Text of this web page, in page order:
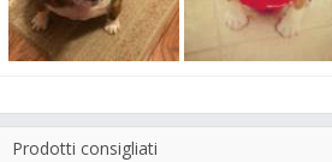
Prodotti consigliati